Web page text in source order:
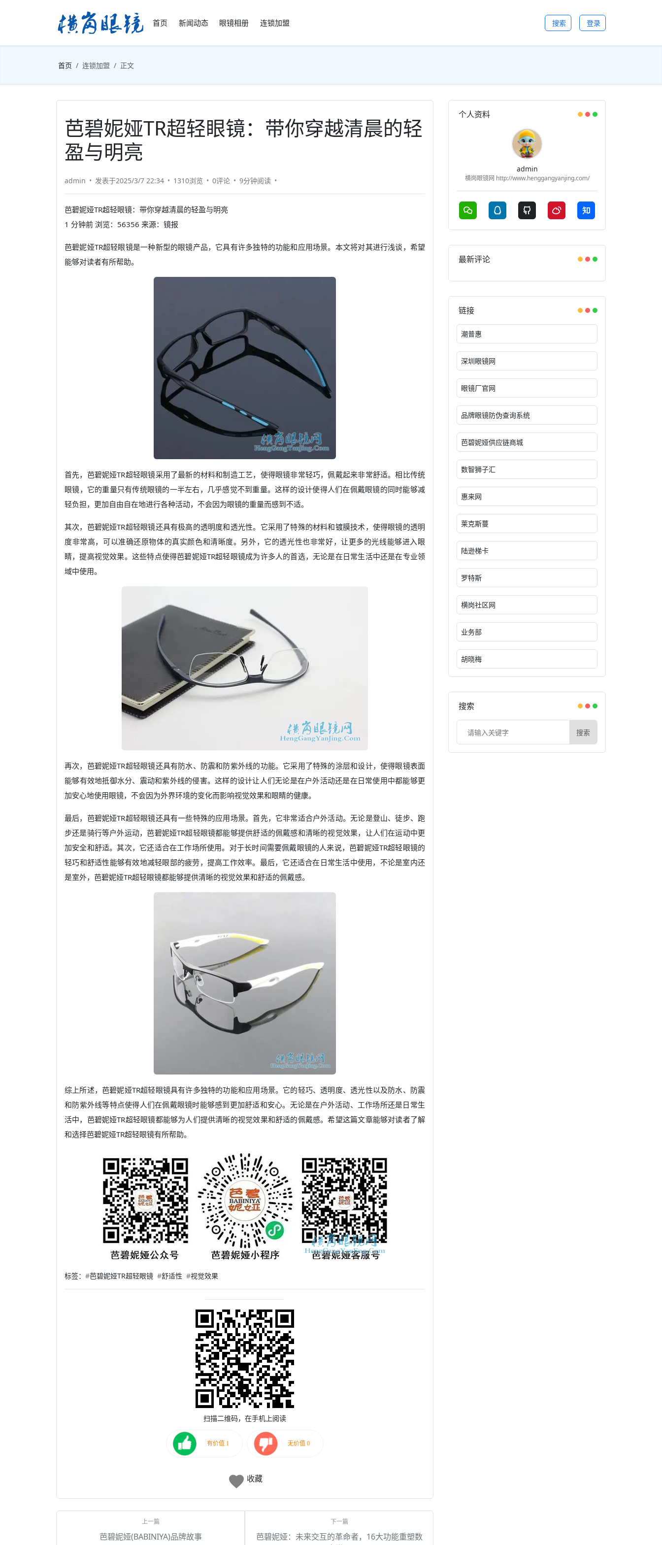
首页 新闻动态 眼镜相册 连锁加盟 搜索 登录
首页 连锁加盟 正文
芭碧妮娅TR超轻眼镜：带你穿越清晨的轻
盈与明亮
admin 发表于2025/3/7 22:34 1310浏览 0评论 9分钟阅读
芭碧妮娅TR超轻眼镜：带你穿越清晨的轻盈与明亮
1 分钟前 浏览：56356 来源：镜报
芭碧妮娅TR超轻眼镜是一种新型的眼镜产品，它具有许多独特的功能和应用场景。本文将对其进行浅谈，希望
能够对读者有所帮助。
首先，芭碧妮娅TR超轻眼镜采用了最新的材料和制造工艺，使得眼镜非常轻巧，佩戴起来非常舒适。相比传统
眼镜，它的重量只有传统眼镜的一半左右，几乎感觉不到重量。这样的设计使得人们在佩戴眼镜的同时能够减
轻负担，更加自由自在地进行各种活动，不会因为眼镜的重量而感到不适。
其次，芭碧妮娅TR超轻眼镜还具有极高的透明度和透光性。它采用了特殊的材料和镀膜技术，使得眼镜的透明
度非常高，可以准确还原物体的真实颜色和清晰度。另外，它的透光性也非常好，让更多的光线能够进入眼
睛，提高视觉效果。这些特点使得芭碧妮娅TR超轻眼镜成为许多人的首选，无论是在日常生活中还是在专业领
域中使用。
再次，芭碧妮娅TR超轻眼镜还具有防水、防震和防紫外线的功能。它采用了特殊的涂层和设计，使得眼镜表面
能够有效地抵御水分、震动和紫外线的侵害。这样的设计让人们无论是在户外活动还是在日常使用中都能够更
加安心地使用眼镜，不会因为外界环境的变化而影响视觉效果和眼睛的健康。
最后，芭碧妮娅TR超轻眼镜还具有一些特殊的应用场景。首先，它非常适合户外活动。无论是登山、徒步、跑
步还是骑行等户外运动，芭碧妮娅TR超轻眼镜都能够提供舒适的佩戴感和清晰的视觉效果，让人们在运动中更
加安全和舒适。其次，它还适合在工作场所使用。对于长时间需要佩戴眼镜的人来说，芭碧妮娅TR超轻眼镜的
轻巧和舒适性能够有效地减轻眼部的疲劳，提高工作效率。最后，它还适合在日常生活中使用，不论是室内还
是室外，芭碧妮娅TR超轻眼镜都能够提供清晰的视觉效果和舒适的佩戴感。
综上所述，芭碧妮娅TR超轻眼镜具有许多独特的功能和应用场景。它的轻巧、透明度、透光性以及防水、防震
和防紫外线等特点使得人们在佩戴眼镜时能够感到更加舒适和安心。无论是在户外活动、工作场所还是日常生
活中，芭碧妮娅TR超轻眼镜都能够为人们提供清晰的视觉效果和舒适的佩戴感。希望这篇文章能够对读者了解
和选择芭碧妮娅TR超轻眼镜有所帮助。
标签： #芭碧妮娅TR超轻眼镜 #舒适性 #视觉效果
扫描二维码，在手机上阅读
收藏
芭碧妮娅(BABINIYA)品牌故事
芭碧妮娅：未来交互的革命者，16大功能重塑数
个人资料
admin
横岗眼镜网 http://www.henggangyanjing.com/
最新评论
链接
潮普惠
深圳眼镜网
眼镜厂官网
品牌眼镜防伪查询系统
芭碧妮娅供应链商城
数智狮子汇
惠来网
莱克斯蔓
陆逊梯卡
罗特斯
横岗社区网
业务部
胡晓梅
搜索
搜索